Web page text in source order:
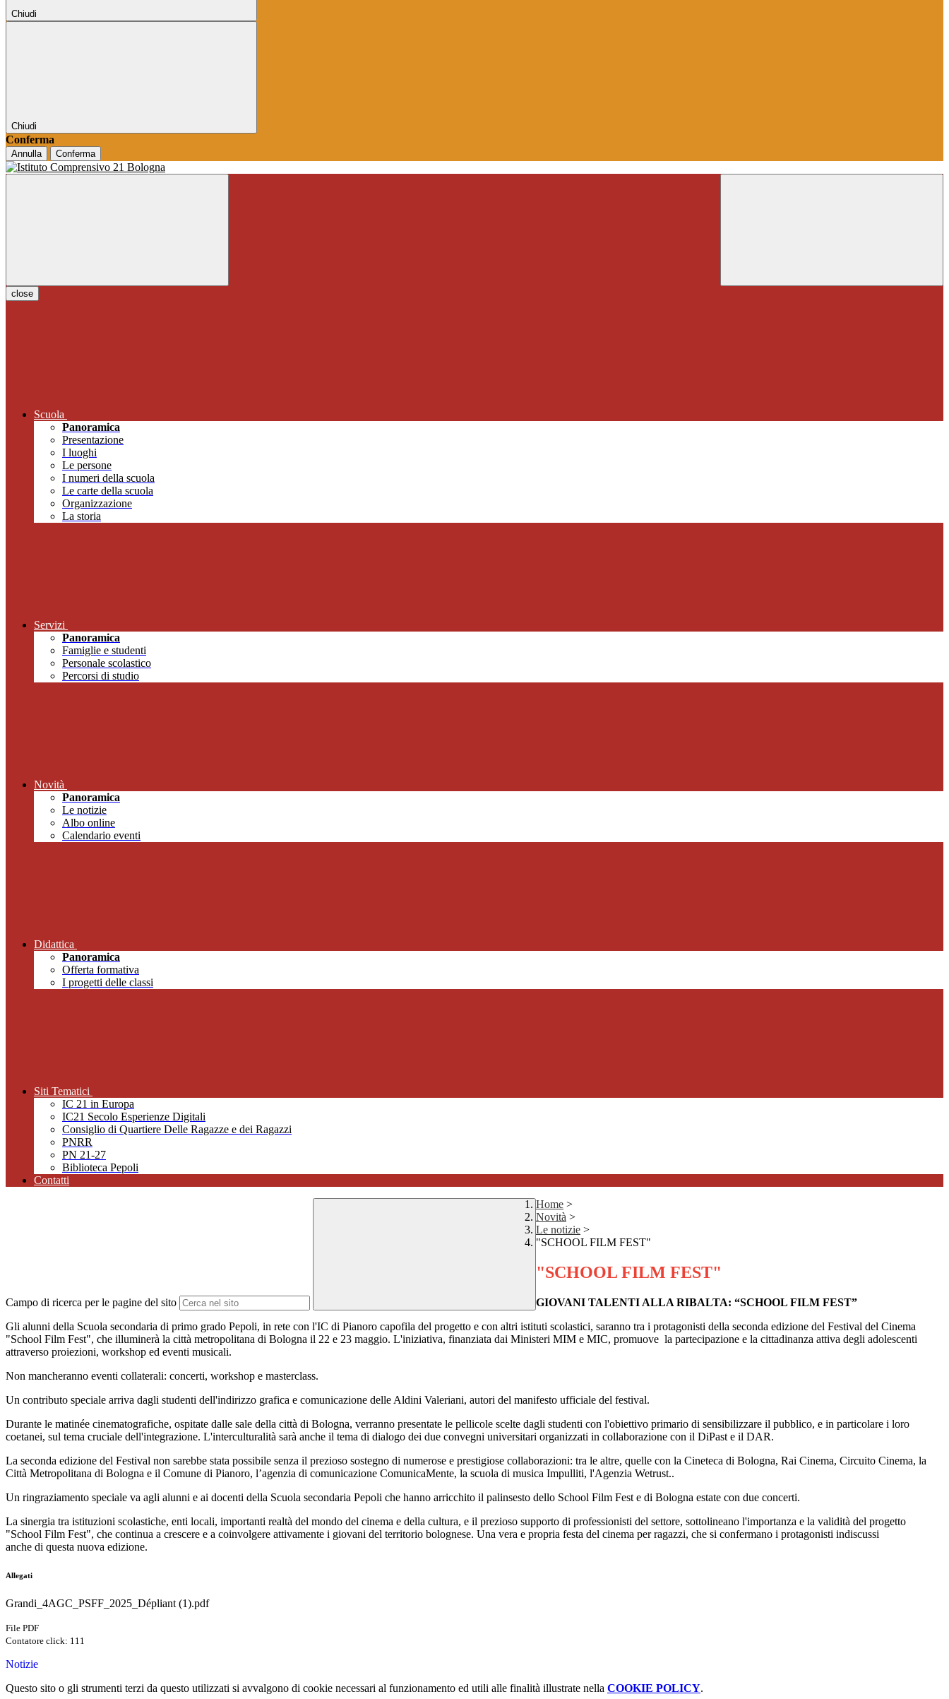
Chiudi
Chiudi
Conferma
Annulla Conferma
close
Scuola
Panoramica
Presentazione
I luoghi
Le persone
I numeri della scuola
Le carte della scuola
Organizzazione
La storia
Servizi
Panoramica
Famiglie e studenti
Personale scolastico
Percorsi di studio
Novità
Panoramica
Le notizie
Albo online
Calendario eventi
Didattica
Panoramica
Offerta formativa
I progetti delle classi
Siti Tematici
IC 21 in Europa
IC21 Secolo Esperienze Digitali
Consiglio di Quartiere Delle Ragazze e dei Ragazzi
PNRR
PN 21-27
Biblioteca Pepoli
Contatti
Campo di ricerca per le pagine del sito
Home >
Novità >
Le notizie >
"SCHOOL FILM FEST"
"SCHOOL FILM FEST"
GIOVANI TALENTI ALLA RIBALTA: “SCHOOL FILM FEST”
Gli alunni della Scuola secondaria di primo grado Pepoli, in rete con l'IC di Pianoro capofila del progetto e con altri istituti scolastici, saranno tra i protagonisti della seconda edizione del Festival del Cinema
"School Film Fest", che illuminerà la città metropolitana di Bologna il 22 e 23 maggio. L'iniziativa, finanziata dai Ministeri MIM e MIC, promuove la partecipazione e la cittadinanza attiva degli adolescenti
attraverso proiezioni, workshop ed eventi musicali.
Non mancheranno eventi collaterali: concerti, workshop e masterclass.
Un contributo speciale arriva dagli studenti dell'indirizzo grafica e comunicazione delle Aldini Valeriani, autori del manifesto ufficiale del festival.
Durante le matinée cinematografiche, ospitate dalle sale della città di Bologna, verranno presentate le pellicole scelte dagli studenti con l'obiettivo primario di sensibilizzare il pubblico, e in particolare i loro
coetanei, sul tema cruciale dell'integrazione. L'interculturalità sarà anche il tema di dialogo dei due convegni universitari organizzati in collaborazione con il DiPast e il DAR.
La seconda edizione del Festival non sarebbe stata possibile senza il prezioso sostegno di numerose e prestigiose collaborazioni: tra le altre, quelle con la Cineteca di Bologna, Rai Cinema, Circuito Cinema, la
Città Metropolitana di Bologna e il Comune di Pianoro, l’agenzia di comunicazione ComunicaMente, la scuola di musica Impulliti, l'Agenzia Wetrust..
Un ringraziamento speciale va agli alunni e ai docenti della Scuola secondaria Pepoli che hanno arricchito il palinsesto dello School Film Fest e di Bologna estate con due concerti.
La sinergia tra istituzioni scolastiche, enti locali, importanti realtà del mondo del cinema e della cultura, e il prezioso supporto di professionisti del settore, sottolineano l'importanza e la validità del progetto
"School Film Fest", che continua a crescere e a coinvolgere attivamente i giovani del territorio bolognese. Una vera e propria festa del cinema per ragazzi, che si confermano i protagonisti indiscussi
anche di questa nuova edizione.
Allegati
Grandi_4AGC_PSFF_2025_Dépliant (1).pdf
File PDF
Contatore click: 111
Notizie
Questo sito o gli strumenti terzi da questo utilizzati si avvalgono di cookie necessari al funzionamento ed utili alle finalità illustrate nella COOKIE POLICY.